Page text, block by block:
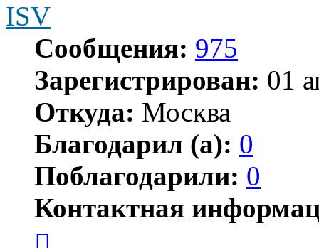
ISV
Сообщения: 975
Зарегистрирован: 01
Откуда: Москва
Благодарил (а): 0
Поблагодарили: 0
Контактная